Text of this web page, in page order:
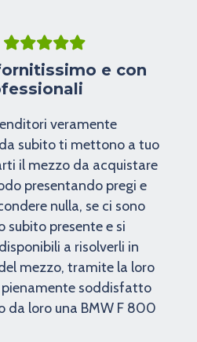
e con
veramente
subito ti mettono a tuo
il mezzo da acquistare
presentando pregi e
nulla, se ci sono
presente e si
a risolverli in
mezzo, tramite la loro
soddisfatto
da loro una BMW F 800